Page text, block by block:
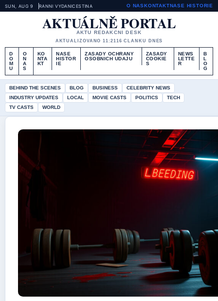
SUN, AUG 9 RANNI VYDANICESTINA O NASKONTAKTNASE HISTORIE
AKTUÁLNĚ PORTAL
AKTU REDAKCNI DESK
AKTUALIZOVANO 11:2116 CLANKU DNES
D
O
M
U
O
N
A
S
KO
NTA
KT
NASE
HISTOR
IE
ZASADY OCHRANY
OSOBNICH UDAJU
ZASADY
COOKIE
S
NEWS
LETTE
R
B
L
O
G
BEHIND THE SCENES BLOG BUSINESS
CELEBRITY NEWS
INDUSTRY UPDATES
LOCAL MOVIE CASTS POLITICS
TECH
TV CASTS
WORLD